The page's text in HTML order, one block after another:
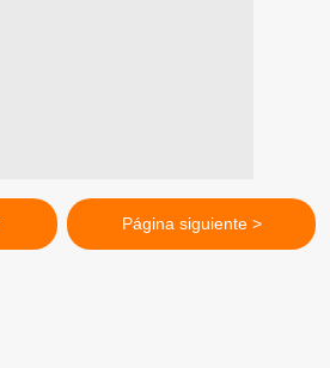
Página siguiente >